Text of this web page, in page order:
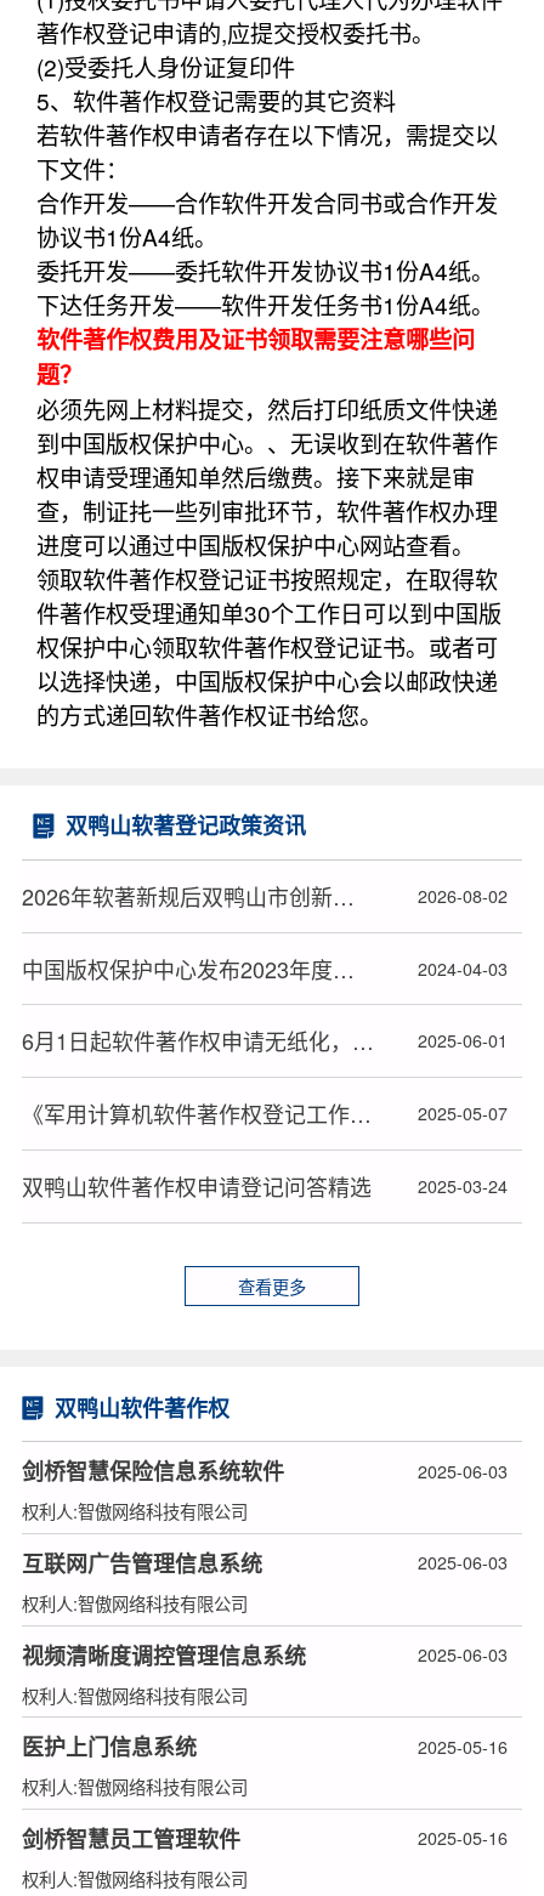
著作权登记申请的,应提交授权委托书。
(2)受委托人身份证复印件
5、软件著作权登记需要的其它资料
若软件著作权申请者存在以下情况，需提交以
下文件：
合作开发——合作软件开发合同书或合作开发
协议书1份A4纸。
委托开发——委托软件开发协议书1份A4纸。
下达任务开发——软件开发任务书1份A4纸。
软件著作权费用及证书领取需要注意哪些问
题？
必须先网上材料提交，然后打印纸质文件快递
到中国版权保护中心。、无误收到在软件著作
权申请受理通知单然后缴费。接下来就是审
查，制证扥一些列审批环节，软件著作权办理
进度可以通过中国版权保护中心网站查看。
领取软件著作权登记证书按照规定，在取得软
件著作权受理通知单30个工作日可以到中国版
权保护中心领取软件著作权登记证书。或者可
以选择快递，中国版权保护中心会以邮政快递
的方式递回软件著作权证书给您。
双鸭山软著登记政策资讯
2026年软著新规后双鸭山市创新主体软件著作权办理顺利拿证全流程指南 2026-08-02
中国版权保护中心发布2023年度十大著作权人候选人名单 2024-04-03
6月1日起软件著作权申请无纸化，材料审查或更严格 2025-06-01
《军用计算机软件著作权登记工作暂行办法》全文发布 2025-05-07
双鸭山软件著作权申请登记问答精选 2025-03-24
查看更多
双鸭山软件著作权
剑桥智慧保险信息系统软件
2025-06-03
权利人:智傲网络科技有限公司
互联网广告管理信息系统
2025-06-03
权利人:智傲网络科技有限公司
视频清晰度调控管理信息系统
2025-06-03
权利人:智傲网络科技有限公司
医护上门信息系统
2025-05-16
权利人:智傲网络科技有限公司
剑桥智慧员工管理软件
2025-05-16
权利人:智傲网络科技有限公司